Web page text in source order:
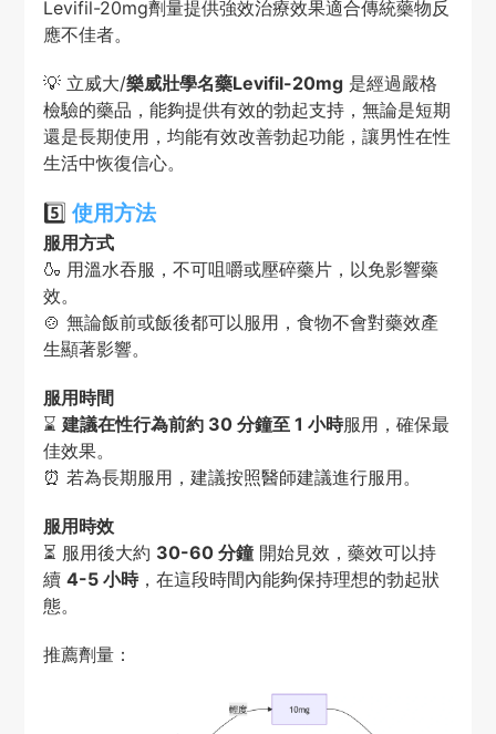
Levifil-20mg劑量提供強效治療效果適合傳統藥物反
應不佳者。
💡 立威大/樂威壯學名藥Levifil-20mg是經過嚴格
檢驗的藥品，能夠提供有效的勃起支持，無論是短期
還是長期使用，均能有效改善勃起功能，讓男性在性
生活中恢復信心。
5️⃣ 使用方法
服用方式
🍶 用溫水吞服，不可咀嚼或壓碎藥片，以免影響藥
效。
🍲 無論飯前或飯後都可以服用，食物不會對藥效產
生顯著影響。
服用時間
⌛ 建議在性行為前約 30 分鐘至 1 小時服用，確保最
佳效果。
⏰ 若為長期服用，建議按照醫師建議進行服用。
服用時效
⏳ 服用後大約 30-60 分鐘開始見效，藥效可以持
續 4-5 小時，在這段時間內能夠保持理想的勃起狀
態。
推薦劑量：